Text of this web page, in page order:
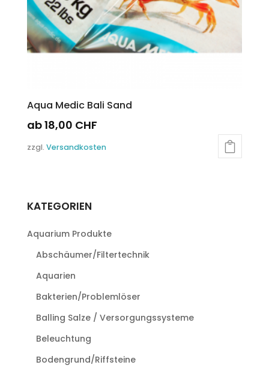
Aqua Medic Bali Sand
ab18,00 CHF
Produkt
auf.
Optionen
können
der
Produktseite
werden
zzgl. Versandkosten
KATEGORIEN
Aquarium Produkte
Abschäumer/Filtertechnik
Aquarien
Bakterien/Problemlöser
Balling Salze / Versorgungssysteme
Beleuchtung
Bodengrund/Riffsteine